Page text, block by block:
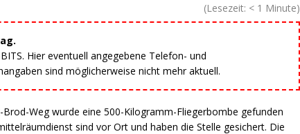
(Lesezeit: < 1 Minute)
Hier eventuell angegebene Telefon- und
sind möglicherweise nicht mehr aktuell.
Weg wurde eine 500-Kilogramm-Fliegerbombe gefunden
sind vor Ort und haben die Stelle gesichert. Die